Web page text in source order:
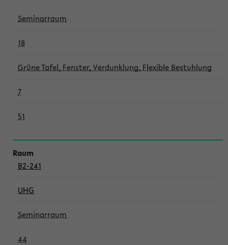
Seminarraum
18
Grüne Tafel, Fenster, Verdunklung, Flexible Bestuhlung
7
51
B2-241
UHG
Seminarraum
44